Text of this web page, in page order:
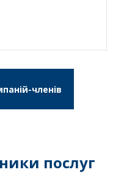
членів
послуг